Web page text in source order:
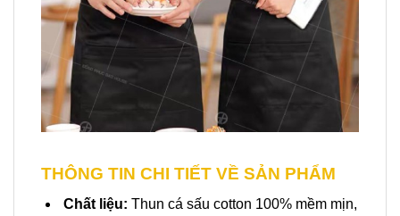
THÔNG TIN CHI TIẾT VỀ SẢN PHẨM
Chất liệu: Thun cá sấu cotton 100% mềm mịn,